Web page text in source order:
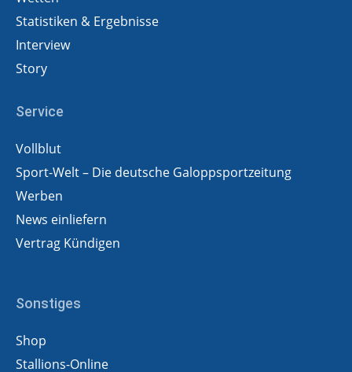
Statistiken & Ergebnisse
Interview
Story
Service
Vollblut
Sport-Welt – Die deutsche Galoppsportzeitung
Werben
News einliefern
Vertrag Kündigen
Sonstiges
Shop
Stallions-Online